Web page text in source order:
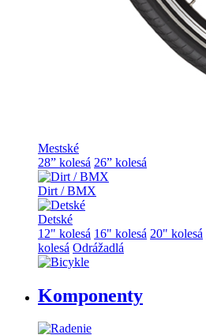
Mestské
28” kolesá 26” kolesá
Dirt / BMX
Detské
12" kolesá 16" kolesá 20" kolesá
kolesá Odrážadlá
Komponenty